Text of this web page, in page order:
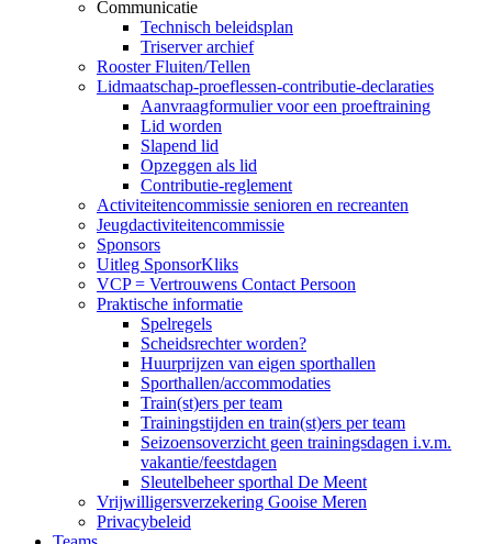
Communicatie
Technisch beleidsplan
Triserver archief
Rooster Fluiten/Tellen
Lidmaatschap-proeflessen-contributie-declaraties
Aanvraagformulier voor een proeftraining
Lid worden
Slapend lid
Opzeggen als lid
Contributie-reglement
Activiteitencommissie senioren en recreanten
Jeugdactiviteitencommissie
Sponsors
Uitleg SponsorKliks
VCP = Vertrouwens Contact Persoon
Praktische informatie
Spelregels
Scheidsrechter worden?
Huurprijzen van eigen sporthallen
Sporthallen/accommodaties
Train(st)ers per team
Trainingstijden en train(st)ers per team
Seizoensoverzicht geen trainingsdagen i.v.m.
vakantie/feestdagen
Sleutelbeheer sporthal De Meent
Vrijwilligersverzekering Gooise Meren
Privacybeleid